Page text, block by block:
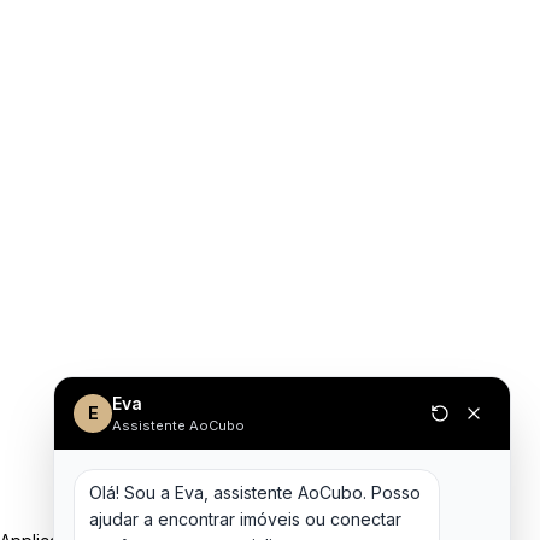
E Eva
Assistente AoCubo
Olá! Sou a Eva, assistente AoCubo. Posso
ajudar a encontrar imóveis ou conectar